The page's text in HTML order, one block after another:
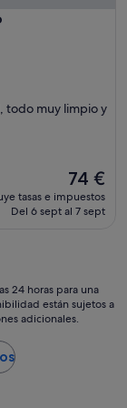
todo muy limpio y
El
precio
actual
74 €
tasas e impuestos
Del 6 sept al 7 sept
24 horas para una
están sujetos a
adicionales.